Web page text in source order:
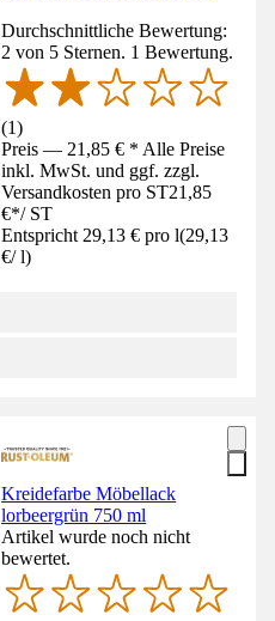
Durchschnittliche Bewertung:
2 von 5 Sternen. 1 Bewertung.
(1)
Preis — 21,85 € * Alle Preise
inkl. MwSt. und ggf. zzgl.
Versandkosten pro ST21,85
€*/ ST
Entspricht 29,13 € pro l(29,13
€/ l)
Kreidefarbe Möbellack
lorbeergrün 750 ml
Artikel wurde noch nicht
bewertet.